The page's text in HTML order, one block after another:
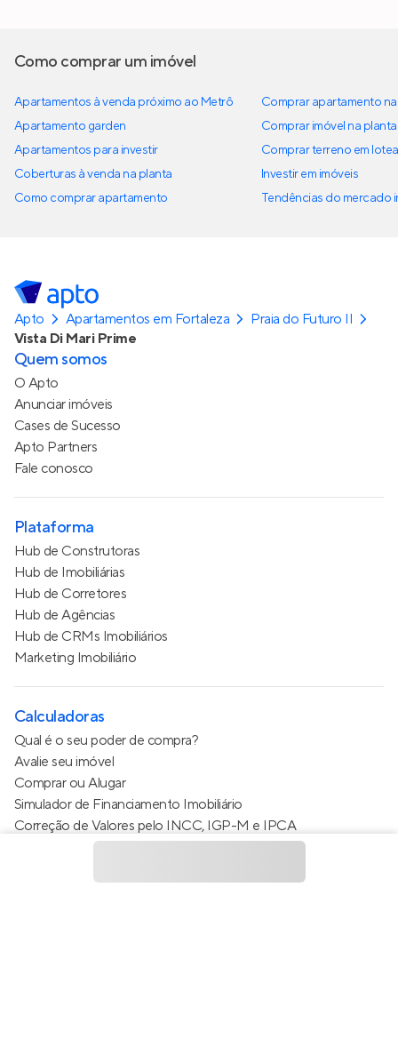
Como comprar um imóvel
Apartamentos à venda próximo ao Metrô
Apartamento garden
Apartamentos para investir
Coberturas à venda na planta
Como comprar apartamento
Comprar apartamento
Comprar imóvel na planta
Comprar terreno em
Investir em imóveis
Tendências do mercado
Apto Apartamentos em Fortaleza
Praia do Futuro II
Vista Di Mari Prime
Quem somos
O Apto
Anunciar imóveis
Cases de Sucesso
Apto Partners
Fale conosco
Plataforma
Hub de Construtoras
Hub de Imobiliárias
Hub de Corretores
Hub de Agências
Hub de CRMs Imobiliários
Marketing Imobiliário
Calculadoras
Qual é o seu poder de compra?
Avalie seu imóvel
Comprar ou Alugar
Simulador de Financiamento Imobiliário
Correção de Valores pelo INCC, IGP-M e IPCA
Estimativa de valor do condomínio